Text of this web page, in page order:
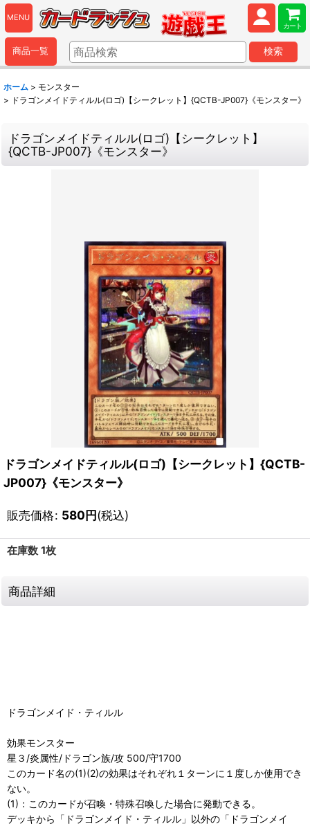
MENU
カート
商品一覧 検索
ホーム > モンスター
> ドラゴンメイドティルル(ロゴ)【シークレット】{QCTB-JP007}《モンスター》
ドラゴンメイドティルル(ロゴ)【シークレット】
{QCTB-JP007}《モンスター》
ドラゴンメイドティルル(ロゴ)【シークレット】{QCTB-
JP007}《モンスター》
販売価格: 580円(税込)
在庫数 1枚
商品詳細
ドラゴンメイド・ティルル
効果モンスター
星３/炎属性/ドラゴン族/攻 500/守1700
このカード名の(1)(2)の効果はそれぞれ１ターンに１度しか使用でき
ない。
(1)：このカードが召喚・特殊召喚した場合に発動できる。
デッキから「ドラゴンメイド・ティルル」以外の「ドラゴンメイ